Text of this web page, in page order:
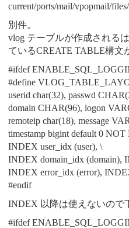
current/ports/mail/vpopmail/
別件。
vlog テーブルが作成される
ているCREATE TABLE構文
#ifdef
#define
userid char(32), passwd
domain CHAR(96), logon
remoteip char(18), message
timestamp bigint default 0
INDEX user_idx (user), \
INDEX domain_idx (domain),
INDEX error_idx (error),
#endif
INDEX 以降は使えないので
#ifdef